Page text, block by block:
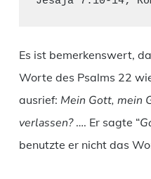
Es ist bemerkenswert,
Worte des Psalms 22
ausrief: Mein Gott, mein
verlassen?…. Er sagte “
benutzte er nicht das